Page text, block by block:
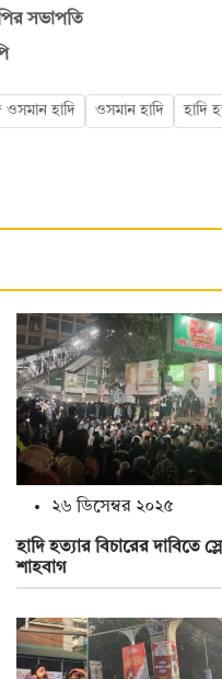
সভাপতি
ওসমান হাদি ওসমান হাদি হাদি
২৬ ডিসেম্বর ২০২৫
হাদি হত্যার বিচারের দাবিতে
শাহবাগ